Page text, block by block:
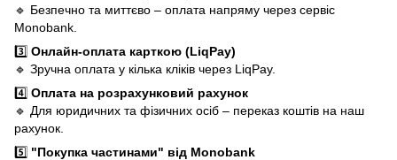
🔹 Безпечно та миттєво – оплата напряму через сервіс
Monobank.
3️⃣ Онлайн-оплата карткою (LiqPay)
🔹 Зручна оплата у кілька кліків через LiqPay.
4️⃣ Оплата на розрахунковий рахунок
🔹 Для юридичних та фізичних осіб – переказ коштів на наш
рахунок.
5️⃣ "Покупка частинами" від Monobank